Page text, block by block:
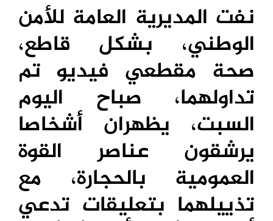
نفت المديرية العامة للأمن
الوطني، بشكل قاطع،
صحة مقطعي فيديو تم
تداولهما، صباح اليوم
السبت، يظهران أشخاصا
يرشقون عناصر القوة
العمومية بالحجارة، مع
تذييلهما بتعليقات تدعي